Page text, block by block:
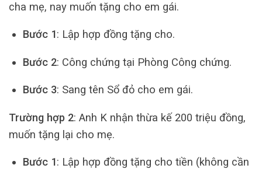
cha mẹ, nay muốn tặng cho em gái.
Bước 1: Lập hợp đồng tặng cho.
Bước 2: Công chứng tại Phòng Công chứng.
Bước 3: Sang tên Sổ đỏ cho em gái.
Trường hợp 2: Anh K nhận thừa kế 200 triệu đồng,
muốn tặng lại cho mẹ.
Bước 1: Lập hợp đồng tặng cho tiền (không cần